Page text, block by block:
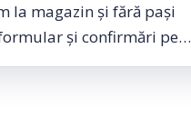
la magazin și fără pași
și confirmări pe…